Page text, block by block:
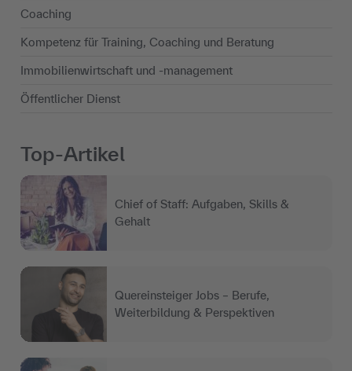
Coaching
Kompetenz für Training, Coaching und Beratung
Immobilienwirtschaft und -management
Öffentlicher Dienst
Top-Artikel
Chief of Staff: Aufgaben, Skills &
Gehalt
Quereinsteiger Jobs – Berufe,
Weiterbildung & Perspektiven